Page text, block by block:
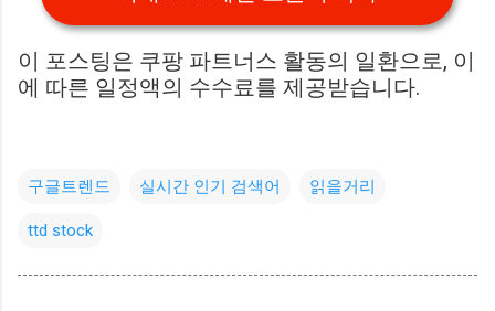
이 포스팅은 쿠팡 파트너스 활동의 일환으로, 이
에 따른 일정액의 수수료를 제공받습니다.
구글트렌드 실시간 인기 검색어 읽을거리
ttd stock